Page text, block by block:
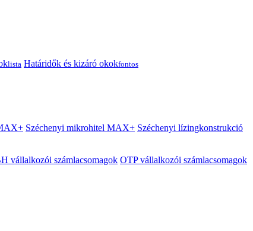
lista Határidők és kizáró okokfontos
Széchenyi mikrohitel MAX+ Széchenyi lízingkonstrukció
vállalkozói számlacsomagok OTP vállalkozói számlacsomagok